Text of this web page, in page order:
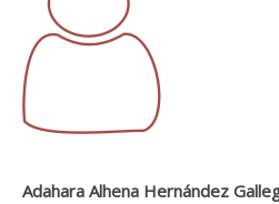
Adahara Alhena Hernández